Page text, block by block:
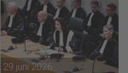
29 juni 2026